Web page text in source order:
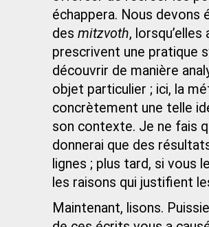
échappera. Nous devons
des mitzvoth,
prescrivent une pratique
découvrir de manière
objet particulier ; ici, la
concrètement une telle
son contexte. Je ne fais
donnerai que des
lignes ; plus tard, si vous
les raisons qui justifient
Maintenant, lisons.